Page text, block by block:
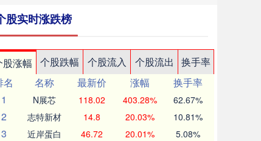
股实时涨跌榜
股涨幅 个股跌幅 个股流入 个股流出
换手率
名
名称 最新价 涨幅
换手率
1
N展芯 118.02 403.28% 62.67%
2 志特新材 14.8 20.03% 10.81%
3 近岸蛋白 46.72 20.01% 5.08%